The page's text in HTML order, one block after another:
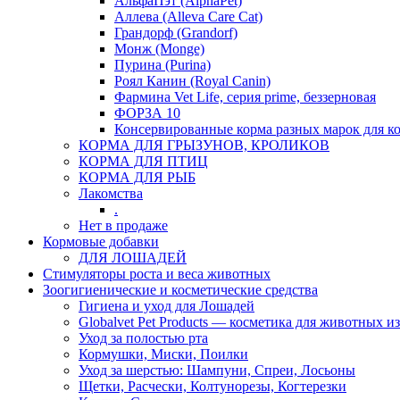
Аллева (Alleva Care Cat)
Грандорф (Grandorf)
Монж (Monge)
Пурина (Purina)
Роял Канин (Royal Canin)
Фармина Vet Life, серия prime, беззерновая
ФОРЗА 10
Консервированные корма разных марок для
КОРМА ДЛЯ ГРЫЗУНОВ, КРОЛИКОВ
КОРМА ДЛЯ ПТИЦ
КОРМА ДЛЯ РЫБ
Лакомства
.
Нет в продаже
Кормовые добавки
ДЛЯ ЛОШАДЕЙ
Стимуляторы роста и веса животных
Зоогигиенические и косметические средства
Гигиена и уход для Лошадей
Globalvet Pet Products — косметика для животных
Уход за полостью рта
Кормушки, Миски, Поилки
Уход за шерстью: Шампуни, Спреи, Лосьоны
Щетки, Расчески, Колтунорезы, Когтерезки